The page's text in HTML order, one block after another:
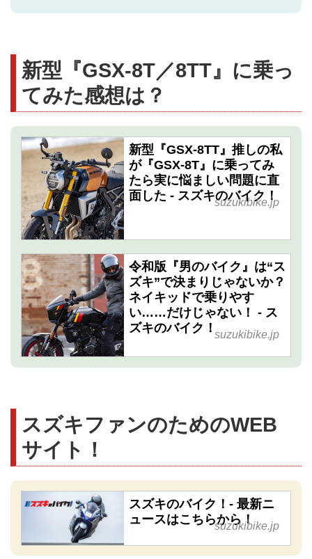
新型『GSX-8T／8TT』に乗っ
てみた感想は？
新型『GSX-8TT』推しの私
が『GSX-8T』に乗ってみ
たら実に悩ましい問題に直
面した - スズキのバイク！
suzukibike.jp
令和版『男のバイク』は“ス
ズキ”で決まりじゃないか？
ネイキッドで乗りやす
い……だけじゃない！ - ス
ズキのバイク！ suzukibike.jp
スズキファンのためのWEB
サイト！
スズキのバイク！- 最新ニ
ュースはこちらから！
suzukibike.jp